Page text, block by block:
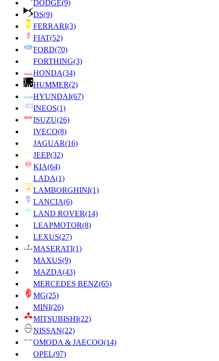
DODGE(9)
DS(9)
FERRARI(3)
FIAT(52)
FORD(70)
FORTHING(3)
HONDA(34)
HUMMER(2)
HYUNDAI(67)
INEOS(1)
ISUZU(26)
IVECO(8)
JAGUAR(16)
JEEP(32)
KIA(64)
LADA(1)
LAMBORGHINI(1)
LANCIA(6)
LAND ROVER(14)
LEAPMOTOR(8)
LEXUS(27)
MASERATI(1)
MAXUS(9)
MAZDA(43)
MERCEDES BENZ(65)
MG(25)
MINI(26)
MITSUBISHI(22)
NISSAN(22)
OMODA & JAECOO(14)
OPEL(97)